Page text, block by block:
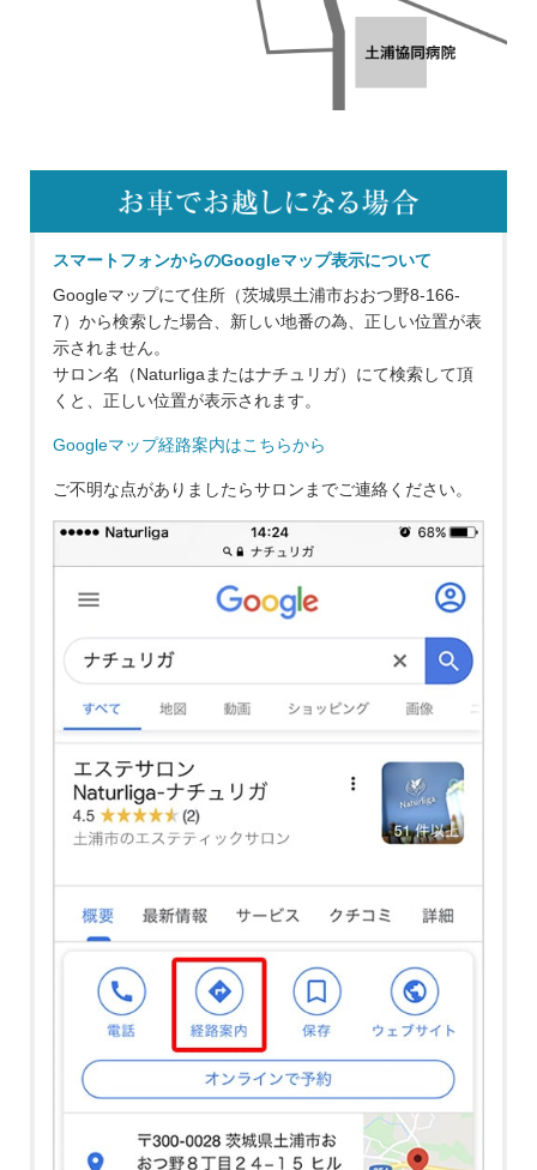
スマートフォンからのGoogleマップ表示について
Googleマップにて住所（茨城県土浦市おおつ野8-166-
7）から検索した場合、新しい地番の為、正しい位置が表
示されません。
サロン名（Naturligaまたはナチュリガ）にて検索して頂
くと、正しい位置が表示されます。
Googleマップ経路案内はこちらから
ご不明な点がありましたらサロンまでご連絡ください。